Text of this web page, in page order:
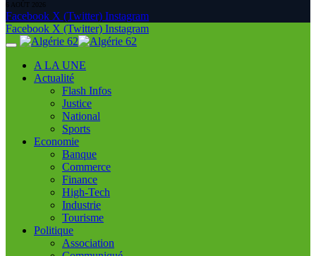
6 AOÛT 2026
Facebook X (Twitter) Instagram
Facebook X (Twitter) Instagram
A LA UNE
Actualité
Flash Infos
Justice
National
Sports
Economie
Banque
Commerce
Finance
High-Tech
Industrie
Tourisme
Politique
Association